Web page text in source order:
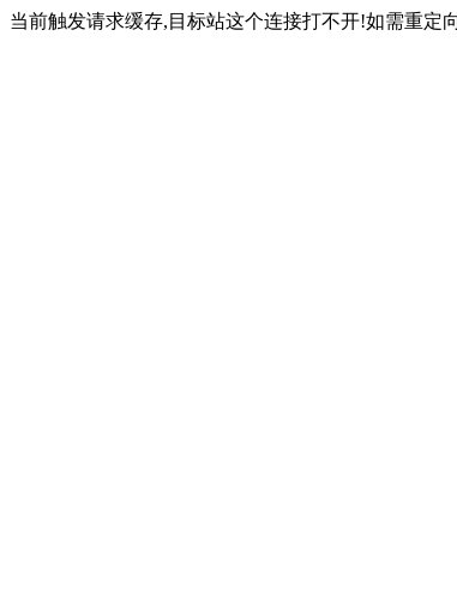
当前触发请求缓存,目标站这个连接打不开!如需重定